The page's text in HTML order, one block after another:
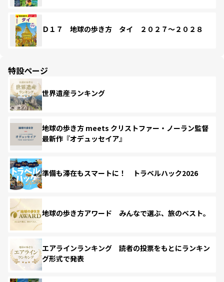
Ｄ１７ 地球の歩き方 タイ ２０２７～２０２８
特設ページ
世界遺産ランキング
地球の歩き方 meets クリストファー・ノーラン監督
最新作『オデュッセイア』
準備も滞在もスマートに！ トラベルハック2026
地球の歩き方アワード みんなで選ぶ、旅のベスト。
エアラインランキング 読者の投票をもとにランキン
グ形式で発表